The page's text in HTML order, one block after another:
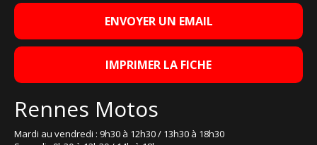
ENVOYER UN EMAIL
IMPRIMER LA FICHE
Rennes Motos
Mardi au vendredi : 9h30 à 12h30 / 13h30 à 18h30